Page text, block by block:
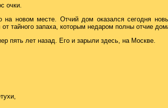
очки.
новом месте. Отчий дом оказался сегодня
тайного запаха, которым недаром полны отчие
пять лет назад. Его и зарыли здесь, на Москве.